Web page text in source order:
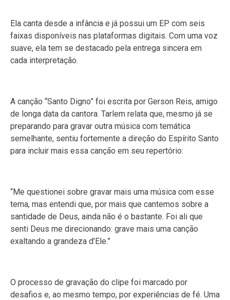
Ela canta desde a infância e já possui um EP com seis
faixas disponíveis nas plataformas digitais. Com uma voz
suave, ela tem se destacado pela entrega sincera em
cada interpretação.
A canção “Santo Digno” foi escrita por Gerson Reis, amigo
de longa data da cantora. Tarlem relata que, mesmo já se
preparando para gravar outra música com temática
semelhante, sentiu fortemente a direção do Espírito Santo
para incluir mais essa canção em seu repertório:
“Me questionei sobre gravar mais uma música com esse
tema, mas entendi que, por mais que cantemos sobre a
santidade de Deus, ainda não é o bastante. Foi ali que
senti Deus me direcionando: grave mais uma canção
exaltando a grandeza d’Ele.”
O processo de gravação do clipe foi marcado por
desafios e, ao mesmo tempo, por experiências de fé. Uma